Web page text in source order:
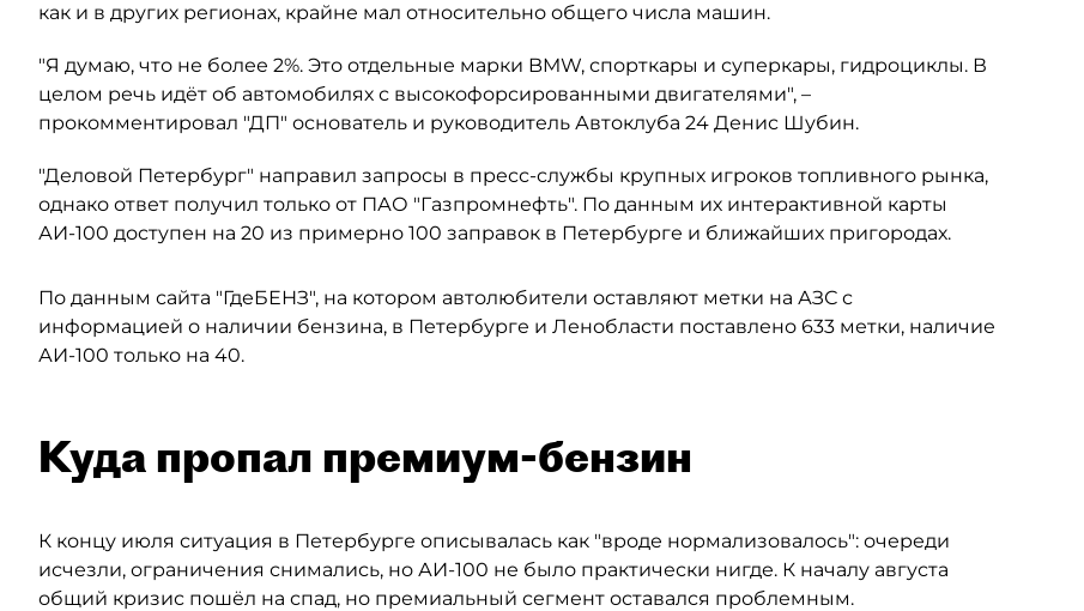
как и в других регионах, крайне мал относительно общего числа машин.
"Я думаю, что не более 2%. Это отдельные марки BMW, спорткары и суперкары, гидроциклы. В
целом речь идёт об автомобилях с высокофорсированными двигателями", –
прокомментировал "ДП" основатель и руководитель Автоклуба 24 Денис Шубин.
"Деловой Петербург" направил запросы в пресс-службы крупных игроков топливного рынка,
однако ответ получил только от ПАО "Газпромнефть". По данным их интерактивной карты
АИ-100 доступен на 20 из примерно 100 заправок в Петербурге и ближайших пригородах.
По данным сайта "ГдеБЕНЗ", на котором автолюбители оставляют метки на АЗС с
информацией о наличии бензина, в Петербурге и Ленобласти поставлено 633 метки, наличие
АИ-100 только на 40.
Куда пропал премиум-бензин
К концу июля ситуация в Петербурге описывалась как "вроде нормализовалось": очереди
исчезли, ограничения снимались, но АИ-100 не было практически нигде. К началу августа
общий кризис пошёл на спад, но премиальный сегмент оставался проблемным.